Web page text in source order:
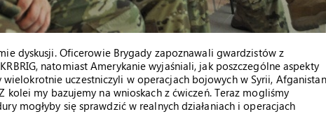
dyskusji. Oficerowie Brygady zapoznawali gwardzistów z
natomiast Amerykanie wyjaśniali, jak poszczególne aspekty
uczestniczyli w operacjach bojowych w Syrii,
my bazujemy na wnioskach z ćwiczeń. Teraz mogliśmy
mogłyby się sprawdzić w realnych działaniach i operacjach